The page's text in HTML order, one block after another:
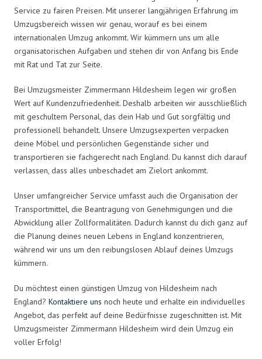
Service zu fairen Preisen. Mit unserer langjährigen Erfahrung im
Umzugsbereich wissen wir genau, worauf es bei einem
internationalen Umzug ankommt. Wir kümmern uns um alle
organisatorischen Aufgaben und stehen dir von Anfang bis Ende
mit Rat und Tat zur Seite.
Bei Umzugsmeister Zimmermann Hildesheim legen wir großen
Wert auf Kundenzufriedenheit. Deshalb arbeiten wir ausschließlich
mit geschultem Personal, das dein Hab und Gut sorgfältig und
professionell behandelt. Unsere Umzugsexperten verpacken
deine Möbel und persönlichen Gegenstände sicher und
transportieren sie fachgerecht nach England. Du kannst dich darauf
verlassen, dass alles unbeschadet am Zielort ankommt.
Unser umfangreicher Service umfasst auch die Organisation der
Transportmittel, die Beantragung von Genehmigungen und die
Abwicklung aller Zollformalitäten. Dadurch kannst du dich ganz auf
die Planung deines neuen Lebens in England konzentrieren,
während wir uns um den reibungslosen Ablauf deines Umzugs
kümmern.
Du möchtest einen günstigen Umzug von Hildesheim nach
England? Kontaktiere uns noch heute und erhalte ein individuelles
Angebot, das perfekt auf deine Bedürfnisse zugeschnitten ist. Mit
Umzugsmeister Zimmermann Hildesheim wird dein Umzug ein
voller Erfolg!